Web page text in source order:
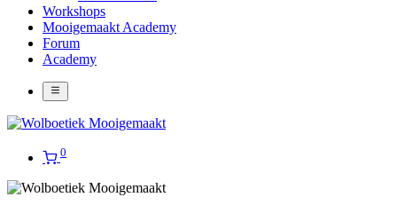
Workshops
Mooigemaakt Academy
Forum
Academy
0